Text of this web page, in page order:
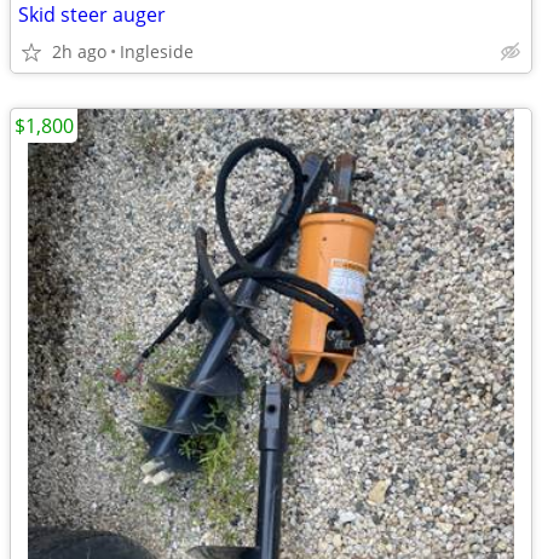
Skid steer auger
2h ago Ingleside
$1,800